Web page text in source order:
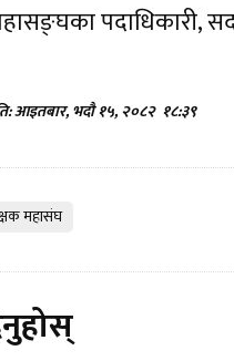
पदाधिकारी,
आइतबार, भदौ १५, २०८२ १८:३९
महासंघ